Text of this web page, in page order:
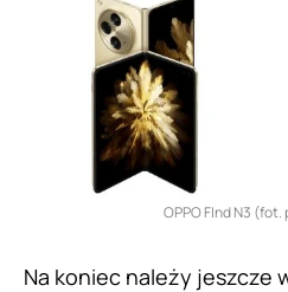
OPPO FInd N3
Na koniec należy jeszcze